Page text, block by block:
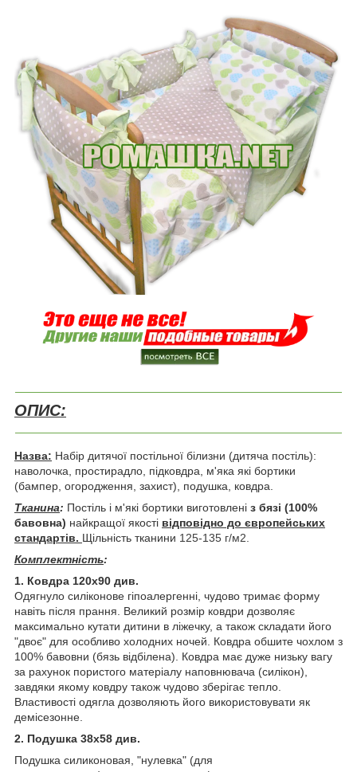
ОПИС:
Назва: Набір дитячої постільної білизни (дитяча постіль):
наволочка, простирадло, підковдра, м'яка які бортики
(бампер, огородження, захист), подушка, ковдра.
Тканина: Постіль і м'які бортики виготовлені з бязі (100%
бавовна) найкращої якості відповідно до європейських
стандартів. Щільність тканини 125-135 г/м2.
Комплектність:
1. Ковдра 120х90 див.
Одягнуло силіконове гіпоалергенні, чудово тримає форму
навіть після прання. Великий розмір ковдри дозволяє
максимально кутати дитини в ліжечку, а також складати його
"двоє" для особливо холодних ночей. Ковдра обшите чохлом з
100% бавовни (бязь відбілена). Ковдра має дуже низьку вагу
за рахунок пористого матеріалу наповнювача (силікон),
завдяки якому ковдру також чудово зберігає тепло.
Властивості одягла дозволяють його використовувати як
демісезонне.
2. Подушка 38х58 див.
Подушка силиконовая, "нулевка" (для